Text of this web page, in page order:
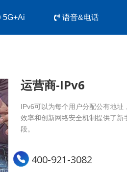
5G+Ai 语音&电话
运营商-IPv6
IPv6可以为每个用户分配公有地
效率和创新网络安全机制提供了
段。
400-921-3082